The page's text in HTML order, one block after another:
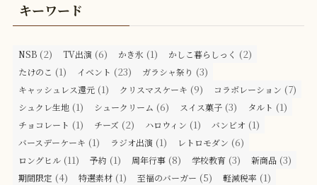
キーワード
NSB (2) TV出演 (6) かき氷 (1) かしこ暮らしっく (2)
たけのこ (1) イベント (23) ガラシャ祭り (3)
キャッシュレス還元 (1) クリスマスケーキ (9) コラボレーション (7)
シュクレ生地 (1) シュークリーム (6) スイス菓子 (3) タルト (1)
チョコレート (1) チーズ (2) ハロウィン (1) バンビオ (1)
バースデーケーキ (1) ラジオ出演 (1) レトロモダン (6)
ロングヒル (11) 予約 (1) 周年行事 (8) 学校教育 (3) 新商品 (3)
期間限定 (4) 特選素材 (1) 至福のバーガー (5) 軽減税率 (1)